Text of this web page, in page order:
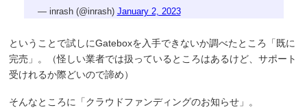
— inrash (@inrash) January 2, 2023
ということで試しにGateboxを入手できないか調べたところ「既に
完売」。（怪しい業者では扱っているところはあるけど、サポート
受けれるか際どいので諦め）
そんなところに「クラウドファンディングのお知らせ」。